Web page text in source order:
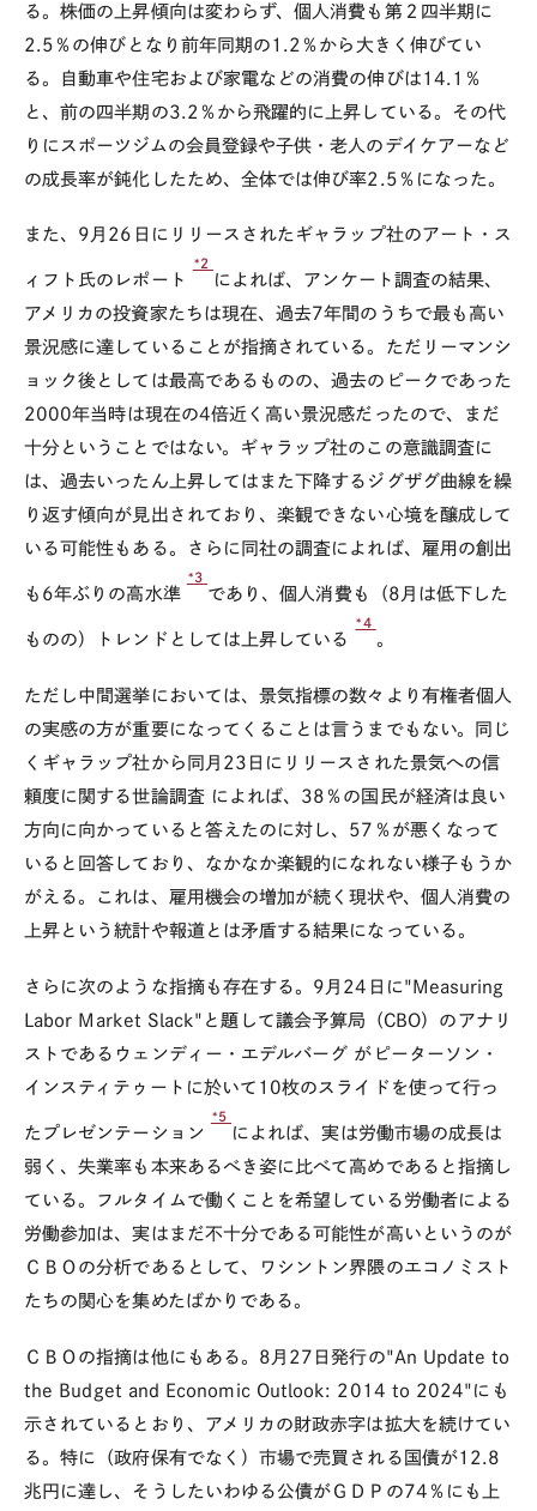
る。株価の上昇傾向は変わらず、個人消費も第２四半期に
2.5％の伸びとなり前年同期の1.2％から大きく伸びてい
る。自動車や住宅および家電などの消費の伸びは14.1％
と、前の四半期の3.2％から飛躍的に上昇している。その代
りにスポーツジムの会員登録や子供・老人のデイケアーなど
の成長率が鈍化したため、全体では伸び率2.5％になった。
また、9月26日にリリースされたギャラップ社のアート・ス
ィフト氏のレポート
*2
によれば、アンケート調査の結果、
アメリカの投資家たちは現在、過去7年間のうちで最も高い
景況感に達していることが指摘されている。ただリーマンシ
ョック後としては最高であるものの、過去のピークであった
2000年当時は現在の4倍近く高い景況感だったので、まだ
十分ということではない。ギャラップ社のこの意識調査に
は、過去いったん上昇してはまた下降するジグザグ曲線を繰
り返す傾向が見出されており、楽観できない心境を醸成して
いる可能性もある。さらに同社の調査によれば、雇用の創出
も6年ぶりの高水準
*3
であり、個人消費も（8月は低下した
ものの）トレンドとしては上昇している
*4
。
ただし中間選挙においては、景気指標の数々より有権者個人
の実感の方が重要になってくることは言うまでもない。同じ
くギャラップ社から同月23日にリリースされた景気への信
頼度に関する世論調査 によれば、38％の国民が経済は良い
方向に向かっていると答えたのに対し、57％が悪くなって
いると回答しており、なかなか楽観的になれない様子もうか
がえる。これは、雇用機会の増加が続く現状や、個人消費の
上昇という統計や報道とは矛盾する結果になっている。
さらに次のような指摘も存在する。9月24日に"Measuring
Labor Market Slack"と題して議会予算局（CBO）のアナリ
ストであるウェンディー・エデルバーグ がピーターソン・
インスティテゥートに於いて10枚のスライドを使って行っ
たプレゼンテーション
*5
によれば、実は労働市場の成長は
弱く、失業率も本来あるべき姿に比べて高めであると指摘し
ている。フルタイムで働くことを希望している労働者による
労働参加は、実はまだ不十分である可能性が高いというのが
ＣＢＯの分析であるとして、ワシントン界隈のエコノミスト
たちの関心を集めたばかりである。
ＣＢＯの指摘は他にもある。8月27日発行の"An Update to
the Budget and Economic Outlook: 2014 to 2024"にも
示されているとおり、アメリカの財政赤字は拡大を続けてい
る。特に（政府保有でなく）市場で売買される国債が12.8
兆円に達し、そうしたいわゆる公債がＧＤＰの74％にも上